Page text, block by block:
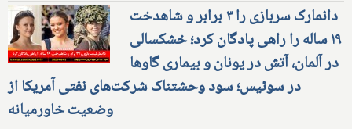
دانمارک سربازی را ۳ برابر و شاهدخت
۱۹ ساله را راهی پادگان کرد؛ خشکسالی
در آلمان، آتش در یونان و بیماری گاوها
در سوئیس؛ سود وحشتناک شرکت‌های نفتی آمریکا از
وضعیت خاورمیانه